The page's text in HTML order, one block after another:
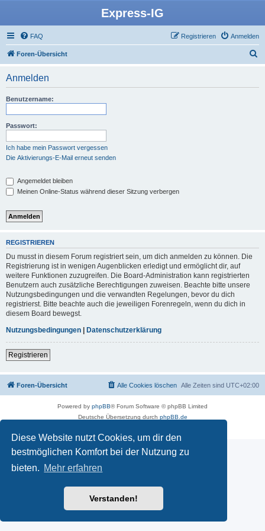
Diese Website nutzt Cookies, um dir den
bestmöglichen Komfort bei der Nutzung zu
bieten. Mehr erfahren
Verstanden!
Express-IG
FAQ Anmelden
Registrieren
Foren-Übersicht
Anmelden
Benutzername:
Passwort:
Ich habe mein Passwort vergessen
Die Aktivierungs-E-Mail erneut senden
Angemeldet bleiben
Meinen Online-Status während dieser Sitzung verbergen
REGISTRIEREN
Du musst in diesem Forum registriert sein, um dich anmelden zu können. Die
Registrierung ist in wenigen Augenblicken erledigt und ermöglicht dir, auf
weitere Funktionen zuzugreifen. Die Board-Administration kann registrierten
Benutzern auch zusätzliche Berechtigungen zuweisen. Beachte bitte unsere
Nutzungsbedingungen und die verwandten Regelungen, bevor du dich
registrierst. Bitte beachte auch die jeweiligen Forenregeln, wenn du dich in
diesem Board bewegst.
Nutzungsbedingungen | Datenschutzerklärung
Registrieren
Foren-Übersicht Alle Zeiten sind UTC+02:00
Alle Cookies löschen
Powered by phpBB® Forum Software © phpBB Limited
Deutsche Übersetzung durch phpBB.de